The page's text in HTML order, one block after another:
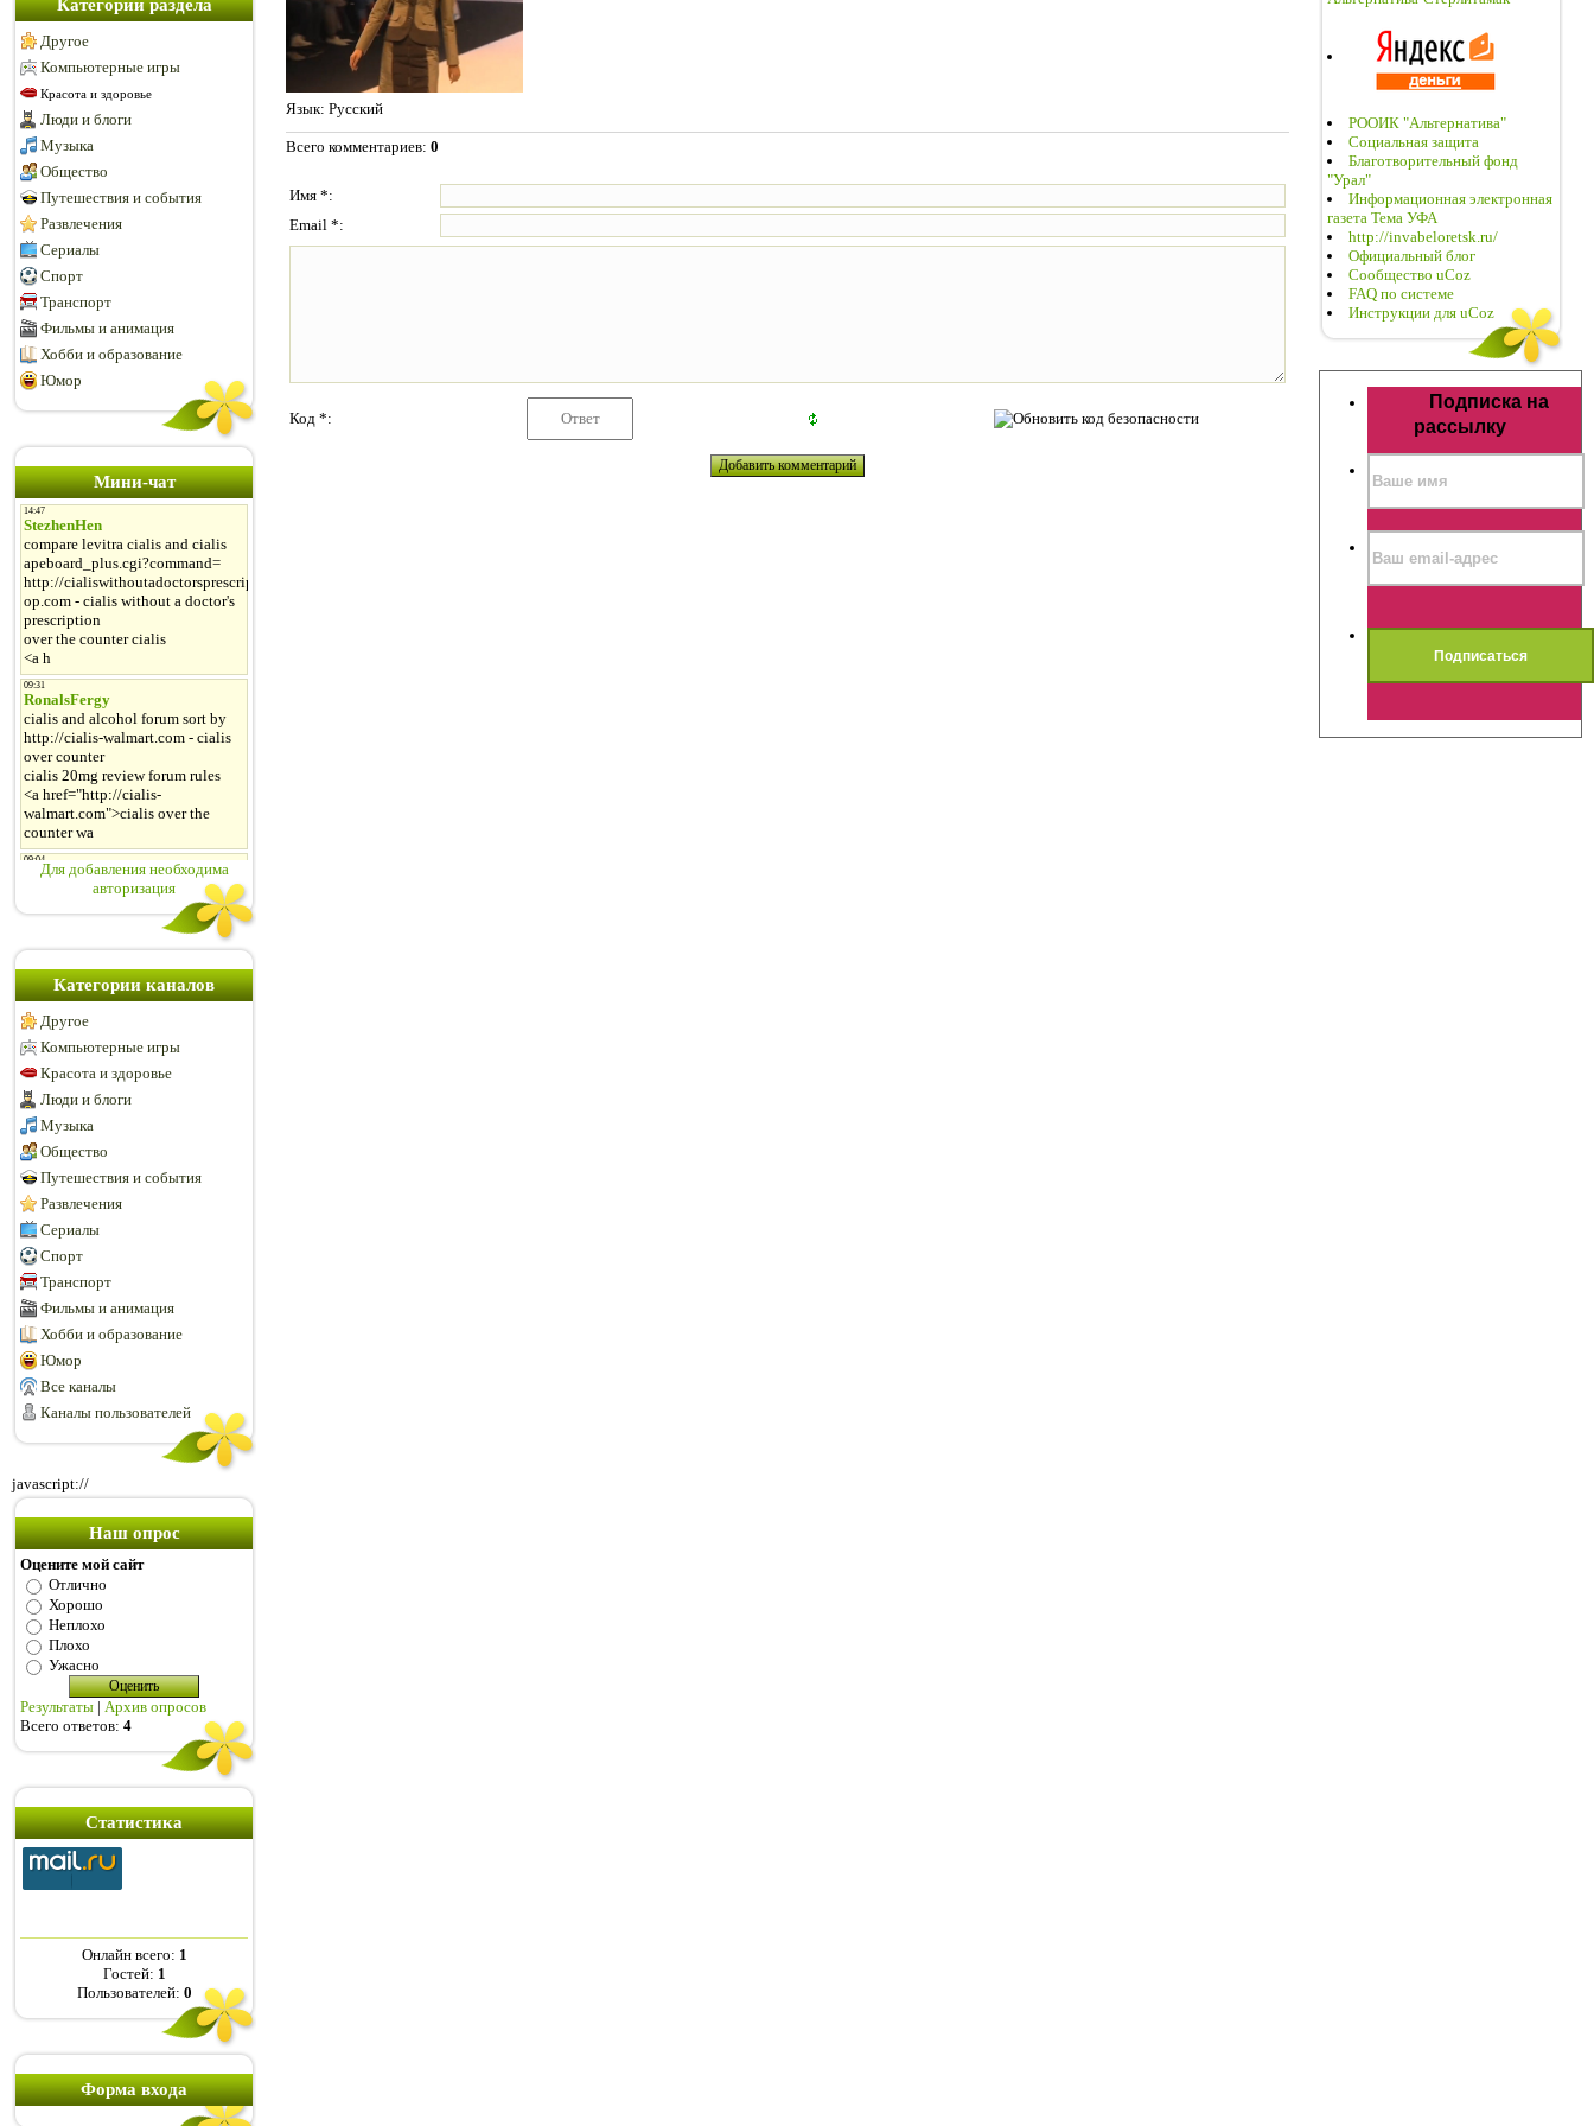
Категории раздела
Другое
Компьютерные игры
Красота и здоровье
Люди и блоги
Музыка
Общество
Путешествия и события
Развлечения
Сериалы
Спорт
Транспорт
Фильмы и анимация
Хобби и образование
Юмор
Мини-чат
Для добавления необходима
авторизация
Категории каналов
Другое
Компьютерные игры
Красота и здоровье
Люди и блоги
Музыка
Общество
Путешествия и события
Развлечения
Сериалы
Спорт
Транспорт
Фильмы и анимация
Хобби и образование
Юмор
Все каналы
Каналы пользователей
javascript://
Наш опрос
Оцените мой сайт
Отлично
Хорошо
Неплохо
Плохо
Ужасно
Результаты | Архив опросов
Всего ответов: 4
Статистика
Онлайн всего: 1
Гостей: 1
Пользователей: 0
Форма входа
Язык: Русский
Всего комментариев: 0
Имя *:
Email *:
Код *:
РООИК "Альтернатива"
Социальная защита
Благотворительный фонд
"Урал"
Информационная электронная
газета Тема УФА
http://invabeloretsk.ru/
Официальный блог
Сообщество uCoz
FAQ по системе
Инструкции для uCoz
Подписка на
рассылку